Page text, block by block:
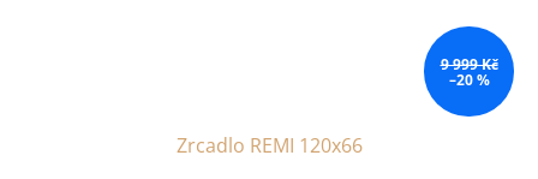
9 999 Kč
–20 %
Zrcadlo REMI 120x66